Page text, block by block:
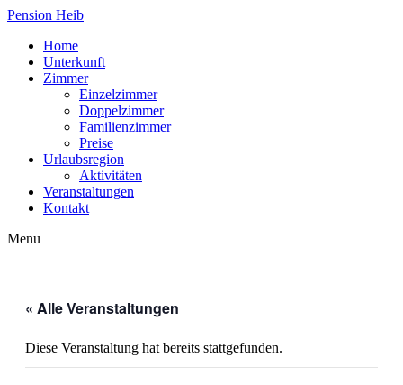
Pension Heib
Home
Unterkunft
Zimmer
Einzelzimmer
Doppelzimmer
Familienzimmer
Preise
Urlaubsregion
Aktivitäten
Veranstaltungen
Kontakt
Menu
« Alle Veranstaltungen
Diese Veranstaltung hat bereits stattgefunden.